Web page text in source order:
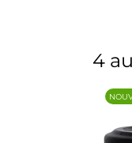
4